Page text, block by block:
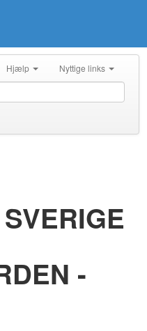
Hjælp Nyttige links
-